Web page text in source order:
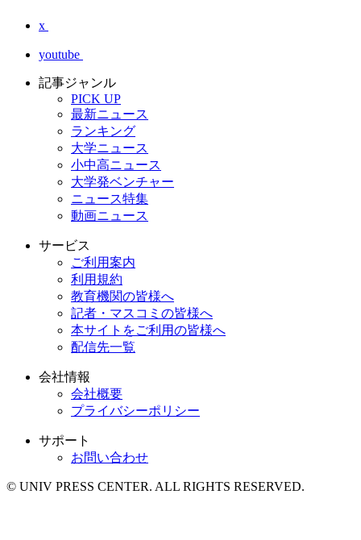
x
youtube
記事ジャンル
PICK UP
最新ニュース
ランキング
大学ニュース
小中高ニュース
大学発ベンチャー
ニュース特集
動画ニュース
サービス
ご利用案内
利用規約
教育機関の皆様へ
記者・マスコミの皆様へ
本サイトをご利用の皆様へ
配信先一覧
会社情報
会社概要
プライバシーポリシー
サポート
お問い合わせ
© UNIV PRESS CENTER. ALL RIGHTS RESERVED.